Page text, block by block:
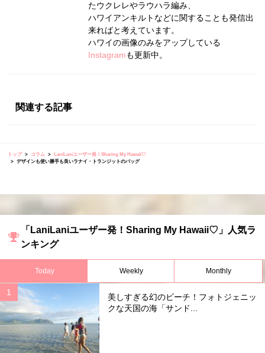
たウクレレやラウハラ編み、
ハワイアンキルトなどに関することも発信出
来ればと考えています。
ハワイの画像のみをアップしている
Instagramも更新中。
関連する記事
トップ コラム
LaniLaniユーザー発！Sharing My Hawaii♡
デザインも使い勝手も良いラナイ・トランジットのバッグ
「LaniLaniユーザー発！Sharing My Hawaii♡」人気ラ
ンキング
Today Weekly Monthly
美しすぎる幻のビーチ！フォトジェニッ
クな天国の海「サンド...